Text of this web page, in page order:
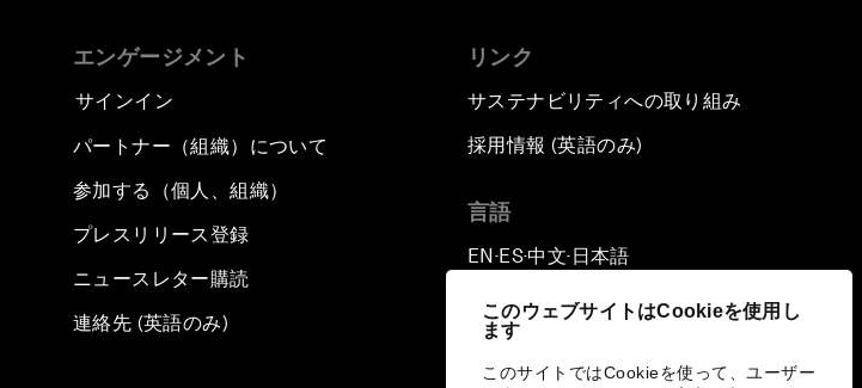
このウェブサイトはCookieを使用し
ます
このサイトではCookieを使って、ユーザー
エンゲージメント
サインイン
パートナー（組織）について
参加する（個人、組織）
プレスリリース登録
ニュースレター購読
連絡先 (英語のみ)
リンク
サステナビリティへの取り組み
採用情報 (英語のみ)
言語
EN ▪ES▪中文▪ 日本語